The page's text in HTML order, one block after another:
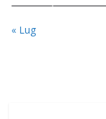
« Lug